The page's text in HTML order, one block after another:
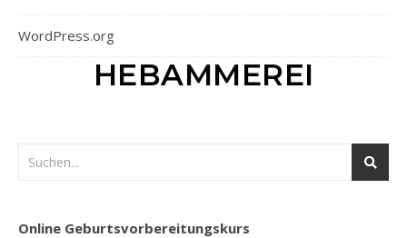
WordPress.org
HEBAMMEREI
Online Geburtsvorbereitungskurs